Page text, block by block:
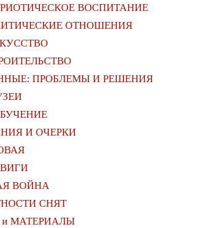
ВОСПИТАНИЕ
ОТНОШЕНИЯ
ПРОБЛЕМЫ И РЕШЕНИЯ
И ОЧЕРКИ
ВОЙНА
СНЯТ
МАТЕРИАЛЫ